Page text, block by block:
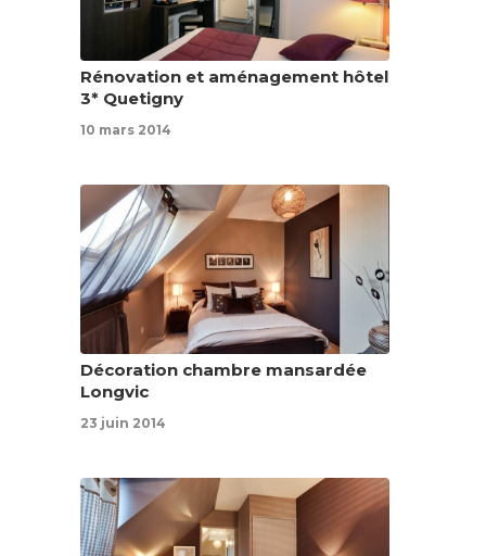
Rénovation et aménagement hôtel
3* Quetigny
10 mars 2014
Décoration chambre mansardée
Longvic
23 juin 2014